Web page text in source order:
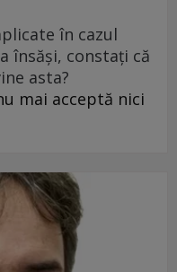
în cazul
însăși, constați că
asta?
mai acceptă nici